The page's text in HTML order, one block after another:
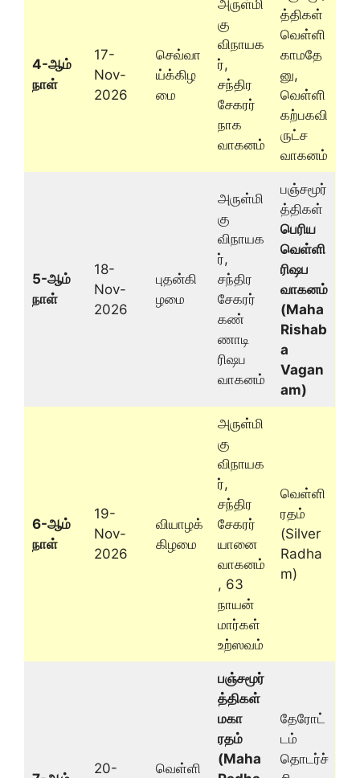
4-ஆம்
நாள்
17-
Nov-
2026
செவ்வா
ய்க்கிழ
மை
அருள்மி
கு
விநாயக
ர்,
சந்திர
சேகரர்
நாக
வாகனம்
த்திகள்
வெள்ளி
காமதே
னு,
வெள்ளி
கற்பகவி
ருட்ச
வாகனம்
5-ஆம்
நாள்
18-
Nov-
2026
புதன்கி
ழமை
அருள்மி
கு
விநாயக
ர்,
சந்திர
சேகரர்
கண்
ணாடி
ரிஷப
வாகனம்
பஞ்சமூர்
த்திகள்
பெரிய
வெள்ளி
ரிஷப
வாகனம்
(Maha
Rishab
a
Vagan
am)
6-ஆம்
நாள்
19-
Nov-
2026
வியாழக்
கிழமை
அருள்மி
கு
விநாயக
ர்,
சந்திர
சேகரர்
யானை
வாகனம்
, 63
நாயன்
மார்கள்
உற்ஸவம்
வெள்ளி
ரதம்
(Silver
Radha
m)
20- வெள்ளி
பஞ்சமூர்
த்திகள்
மகா
ரதம்
(Maha
தேரோட்
டம்
தொடர்ச்